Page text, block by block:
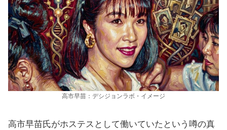
高市早苗：デシジョンラボ・イメージ
高市早苗氏がホステスとして働いていたという噂の真